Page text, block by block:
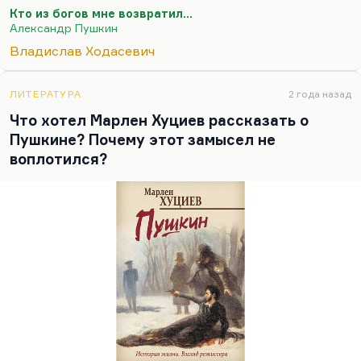
щит, и это было позором. Но во-первых, Пушкин
считал, что поэт слукавил, преувеличивая свою
трусость, а во-вторых, с тех пор горациевская
желания жить, отсутствие каких-либо воинских
добродетелей. И Пушкин «Кто из богов мне
возвратил…» — он же не зря взялся переводить,
перелагать этот текст.
Кто из богов мне возвратил…
Александр Пушкин
Владислав Ходасевич
ЛИТЕРАТУРА 2 года назад
Что хотел Марлен Хуциев рассказать о
Пушкине? Почему этот замысел не
воплотился?